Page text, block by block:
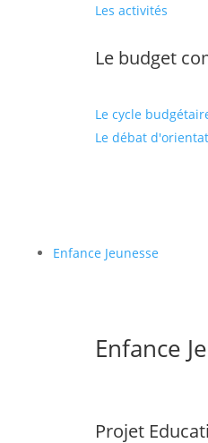
Les activités
Le budget
Le cycle
Le débat
Enfance Jeunesse
Enfance
Projet